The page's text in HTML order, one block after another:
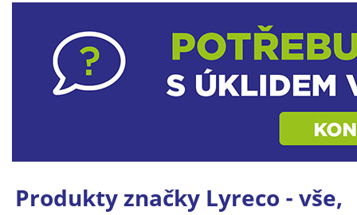
Produkty značky Lyreco - vše,